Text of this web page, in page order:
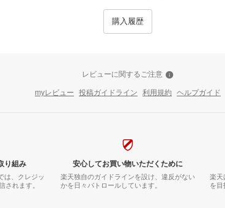
購入履歴
レビューに関するご注意
myレビュー 投稿ガイドライン 利用規約 ヘルプガイド
り組み
は、クレジッ
されます。
安心してお買い物いただくために
楽天独自のガイドラインを設け、違反がない
かを日々パトロールしています。
楽天
を目